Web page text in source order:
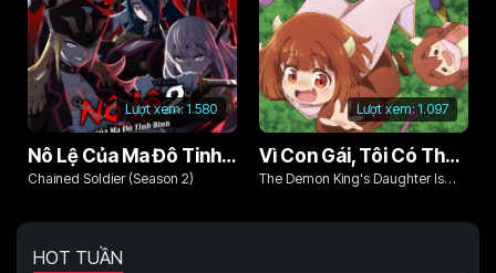
Tập 172 Tập 173 Tập 174
Tập 175
Lượt xem:1.580
Nô Lệ Của Ma Đô Tinh Binh (Phần 2)
Chained Soldier (Season 2)
Lượt xem:1.097
Vì Con Gái, Tôi Có Thể Đánh Bại Cả Ma Vương
The Demon King's Daughter Is
HOT TUẦN